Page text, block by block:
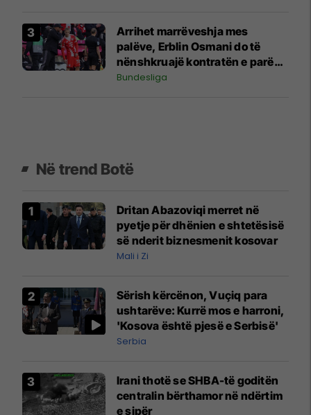
Arrihet marrëveshja mes
palëve, Erblin Osmani do të
nënshkruajë kontratën e parë
profesionale me Bayernin
Bundesliga
Në trend Botë
Dritan Abazoviqi merret në
pyetje për dhënien e shtetësisë
së nderit biznesmenit kosovar
Mali i Zi
Sërish kërcënon, Vuçiq para
ushtarëve: Kurrë mos e harroni,
'Kosova është pjesë e Serbisë'
Serbia
Irani thotë se SHBA-të goditën
centralin bërthamor në ndërtim
e sipër